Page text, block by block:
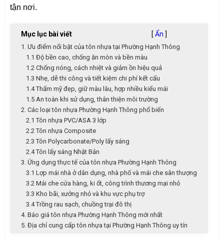
tận nơi.
Mục lục bài viết [ Ẩn ]
1. Ưu điểm nổi bật của tôn nhựa tại Phường Hạnh Thông
1.1 Độ bền cao, chống ăn mòn và bền màu
1.2 Chống nóng, cách nhiệt và giảm ồn hiệu quả
1.3 Nhẹ, dễ thi công và tiết kiệm chi phí kết cấu
1.4 Thẩm mỹ đẹp, giữ màu lâu, hợp nhiều kiểu mái
1.5 An toàn khi sử dụng, thân thiện môi trường
2. Các loại tôn nhựa Phường Hạnh Thông phổ biến
2.1 Tôn nhựa PVC/ASA 3 lớp
2.2 Tôn nhựa Composite
2.3 Tôn Polycarbonate/Poly lấy sáng
2.4 Tôn lấy sáng Nhật Bản
3. Ứng dụng thực tế của tôn nhựa Phường Hạnh Thông
3.1 Lợp mái nhà ở dân dụng, nhà phố và mái che sân thượng
3.2 Mái che cửa hàng, ki ốt, công trình thương mại nhỏ
3.3 Kho bãi, xưởng nhỏ và khu vực phụ trợ
3.4 Trồng rau sạch, chuồng trại đô thị
4. Báo giá tôn nhựa Phường Hạnh Thông mới nhất
5. Địa chỉ cung cấp tôn nhựa tại Phường Hạnh Thông uy tín